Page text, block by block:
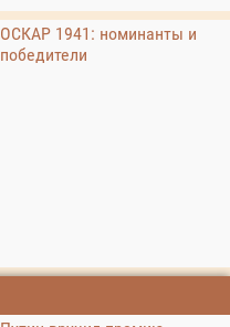
ОСКАР 1941: номинанты и
победители